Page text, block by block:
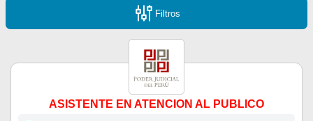
Filtros
ASISTENTE EN ATENCION AL PUBLICO